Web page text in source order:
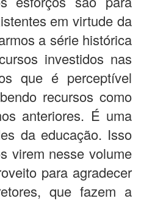
em virtude da
a série histórica
investidos nas
que é perceptível
recursos como
anteriores. É uma
da educação. Isso
virem nesse volume
para agradecer
que fazem a